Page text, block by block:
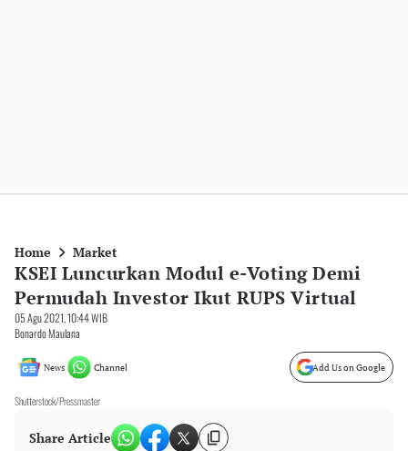
Home Market
KSEI Luncurkan Modul e-Voting Demi
Permudah Investor Ikut RUPS Virtual
05 Agu 2021, 10:44 WIB
Bonardo Maulana
News Channel Add Us on Google
Shutterstock/Pressmaster
Share Article